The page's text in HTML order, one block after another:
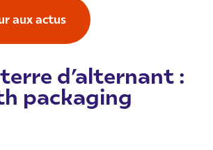
aux actus
terre d’alternant :
packaging